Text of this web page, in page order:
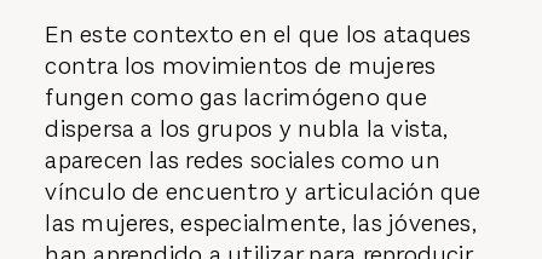
En este contexto en el que los ataques
contra los movimientos de mujeres
fungen como gas lacrimógeno que
dispersa a los grupos y nubla la vista,
aparecen las redes sociales como un
vínculo de encuentro y articulación que
las mujeres, especialmente, las jóvenes,